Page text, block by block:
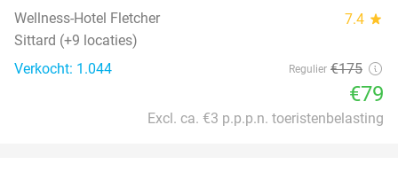
Wellness-Hotel Fletcher 7.4 star
Sittard (+9 locaties)
Verkocht: 1.044
Regulier €175
€79
Excl. ca. €3 p.p.p.n. toeristenbelasting